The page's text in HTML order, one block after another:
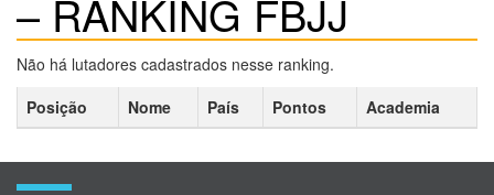
– RANKING FBJJ
Não há lutadores cadastrados nesse ranking.
Posição
Nome País Pontos Academia